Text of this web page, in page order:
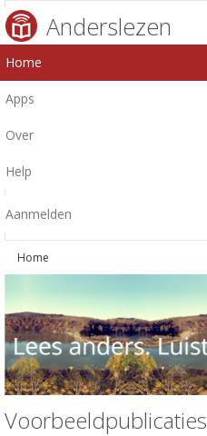
Anderslezen
Home
Apps
Over
Help
Aanmelden
Home
Voorbeeldpublicaties